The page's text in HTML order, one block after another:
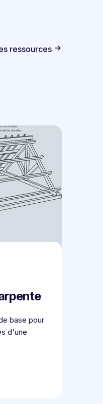
ressources
base pour
d'une